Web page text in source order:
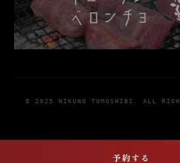
© 2025 NIKUNO TOMOSHIBI. ALL
予約する